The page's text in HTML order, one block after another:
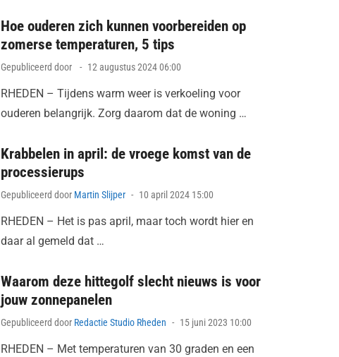
Hoe ouderen zich kunnen voorbereiden op
zomerse temperaturen, 5 tips
Gepubliceerd door
Posted
12 augustus 2024 06:00
RHEDEN – Tijdens warm weer is verkoeling voor
ouderen belangrijk. Zorg daarom dat de woning …
Krabbelen in april: de vroege komst van de
processierups
Gepubliceerd door Martin Slijper
Posted
10 april 2024 15:00
RHEDEN – Het is pas april, maar toch wordt hier en
daar al gemeld dat …
Waarom deze hittegolf slecht nieuws is voor
jouw zonnepanelen
Gepubliceerd door Redactie Studio Rheden
Posted
15 juni 2023 10:00
RHEDEN – Met temperaturen van 30 graden en een